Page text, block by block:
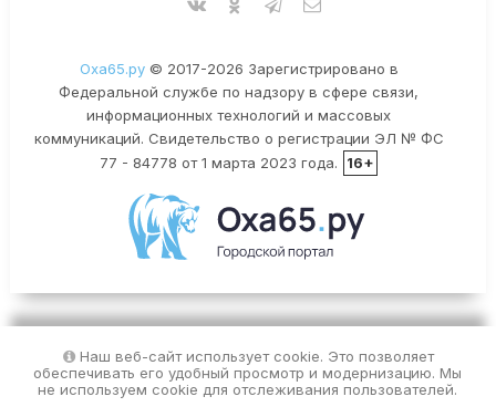
Оха65.ру© 2017-2026 Зарегистрировано в
Федеральной службе по надзору в сфере связи,
информационных технологий и массовых
коммуникаций. Свидетельство о регистрации ЭЛ № ФС
77 - 84778 от 1 марта 2023 года.
16+
Наш веб-сайт использует cookie. Это позволяет
обеспечивать его удобный просмотр и модернизацию. Мы
не используем cookie для отслеживания пользователей.